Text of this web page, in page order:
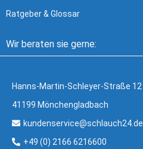
Ratgeber & Glossar
Wir beraten sie gerne:
Hanns-Martin-Schleyer-Straße 12
41199 Mönchengladbach
kundenservice@schlauch24.de
+49 (0) 2166 6216600